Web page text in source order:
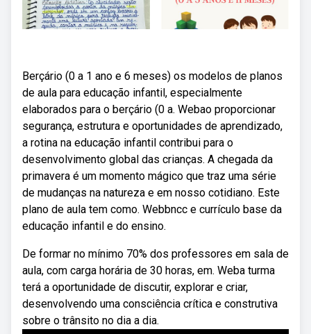
Berçário (0 a 1 ano e 6 meses) os modelos de planos
de aula para educação infantil, especialmente
elaborados para o berçário (0 a. Webao proporcionar
segurança, estrutura e oportunidades de aprendizado,
a rotina na educação infantil contribui para o
desenvolvimento global das crianças. A chegada da
primavera é um momento mágico que traz uma série
de mudanças na natureza e em nosso cotidiano. Este
plano de aula tem como. Webbncc e currículo base da
educação infantil e do ensino.
De formar no mínimo 70% dos professores em sala de
aula, com carga horária de 30 horas, em. Weba turma
terá a oportunidade de discutir, explorar e criar,
desenvolvendo uma consciência crítica e construtiva
sobre o trânsito no dia a dia.